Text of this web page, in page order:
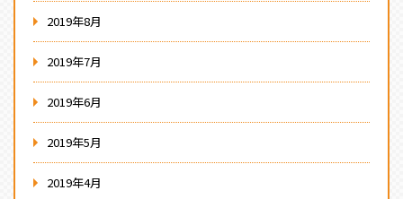
2019年8月
2019年7月
2019年6月
2019年5月
2019年4月